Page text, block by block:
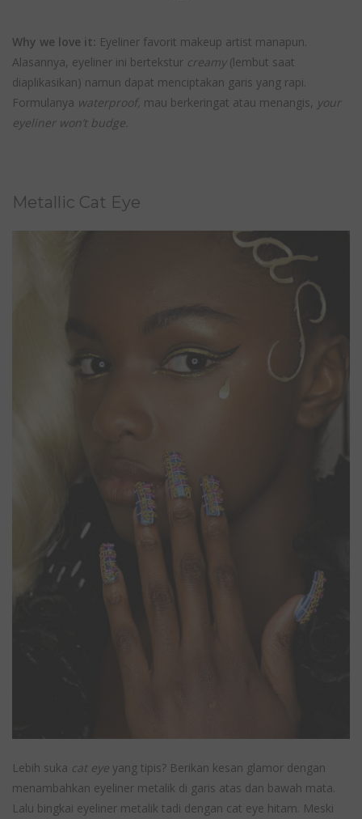
Why we love it: Eyeliner favorit makeup artist manapun.
Alasannya, eyeliner ini bertekstur creamy(lembut saat
diaplikasikan) namun dapat menciptakan garis yang rapi.
Formulanya waterproof, mau berkeringat atau menangis, your
eyeliner won’t budge.
Metallic Cat Eye
Lebih suka cat eye yang tipis? Berikan kesan glamor dengan
menambahkan eyeliner metalik di garis atas dan bawah mata.
Lalu bingkai eyeliner metalik tadi dengan cat eye hitam. Meski